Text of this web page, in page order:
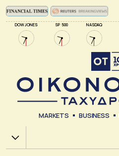
DOW JONES SP 500 NASDAQ
MARKETS BUSINESS
Χ.Α.